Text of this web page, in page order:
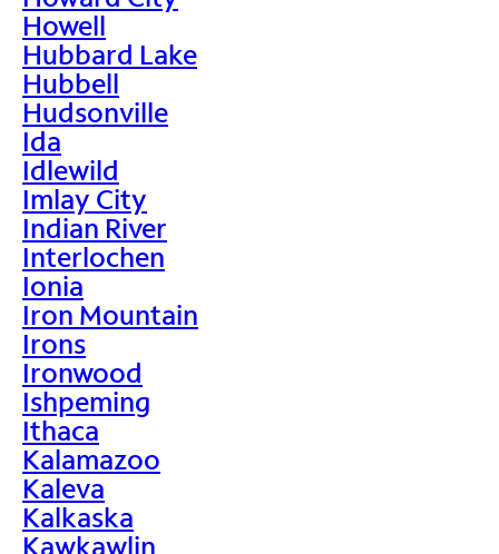
Howell
Hubbard Lake
Hubbell
Hudsonville
Ida
Idlewild
Imlay City
Indian River
Interlochen
Ionia
Iron Mountain
Irons
Ironwood
Ishpeming
Ithaca
Kalamazoo
Kaleva
Kalkaska
Kawkawlin